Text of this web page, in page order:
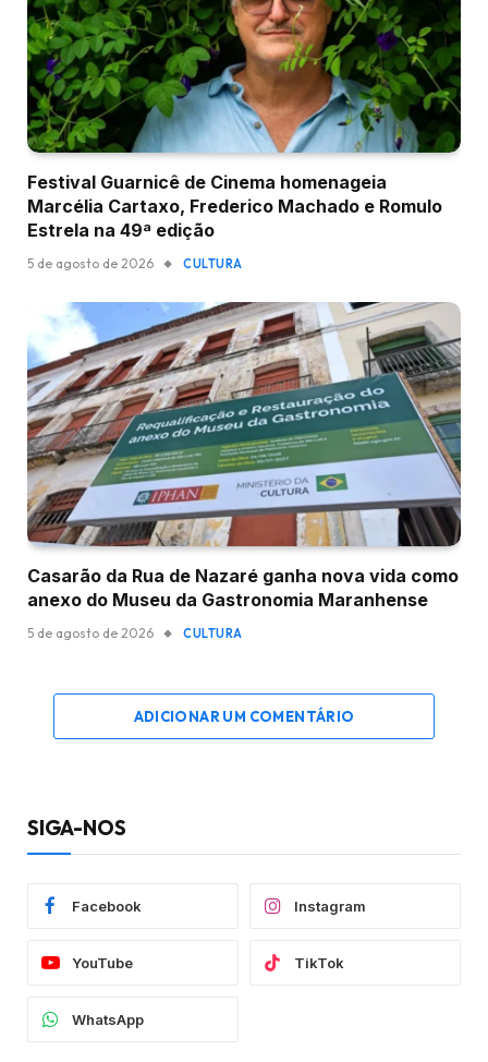
Festival Guarnicê de Cinema homenageia
Marcélia Cartaxo, Frederico Machado e Romulo
Estrela na 49ª edição
5 de agosto de 2026 CULTURA
Casarão da Rua de Nazaré ganha nova vida como
anexo do Museu da Gastronomia Maranhense
5 de agosto de 2026 CULTURA
ADICIONAR UM COMENTÁRIO
SIGA-NOS
Facebook Instagram
YouTube TikTok
WhatsApp